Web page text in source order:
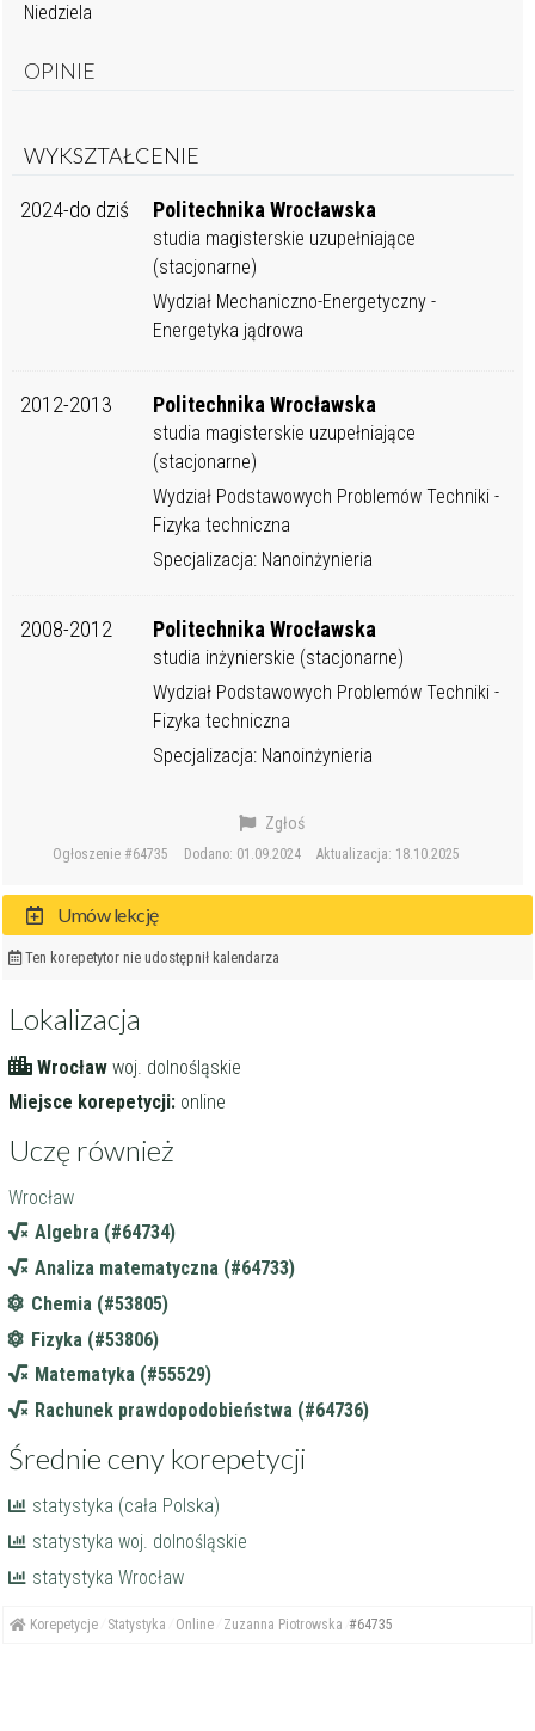
Niedziela
OPINIE
WYKSZTAŁCENIE
2024-do dziś Politechnika Wrocławska
studia magisterskie uzupełniające
(stacjonarne)
Wydział Mechaniczno-Energetyczny -
Energetyka jądrowa
2012-2013 Politechnika Wrocławska
studia magisterskie uzupełniające
(stacjonarne)
Wydział Podstawowych Problemów Techniki -
Fizyka techniczna
Specjalizacja: Nanoinżynieria
2008-2012 Politechnika Wrocławska
studia inżynierskie (stacjonarne)
Wydział Podstawowych Problemów Techniki -
Fizyka techniczna
Specjalizacja: Nanoinżynieria
Ogłoszenie #64735 Dodano: 01.09.2024 Aktualizacja: 18.10.2025
Zgłoś
Umów lekcję
Ten korepetytor nie udostępnił kalendarza
Lokalizacja
Wrocław woj. dolnośląskie
Miejsce korepetycji: online
Uczę również
Wrocław
Algebra (#64734)
Analiza matematyczna (#64733)
Chemia (#53805)
Fizyka (#53806)
Matematyka (#55529)
Rachunek prawdopodobieństwa (#64736)
Średnie ceny korepetycji
statystyka (cała Polska)
statystyka woj. dolnośląskie
statystyka Wrocław
Korepetycje Statystyka Online Zuzanna Piotrowska #64735